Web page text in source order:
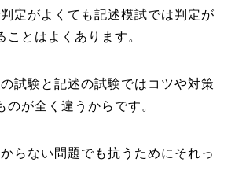
定がよくても記述模試では判定が
ことはよくあります。
試験と記述の試験ではコツや対策
のが全く違うからです。
らない問題でも抗うためにそれっ